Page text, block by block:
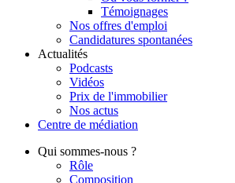
Témoignages
Nos offres d'emploi
Candidatures spontanées
Actualités
Podcasts
Vidéos
Prix de l'immobilier
Nos actus
Centre de médiation
Qui sommes-nous ?
Rôle
Composition